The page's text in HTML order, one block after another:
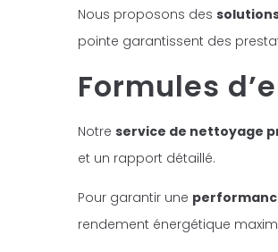
Nous proposons des
pointe garantissent des
Formules
Notre service de nettoyage
et un rapport détaillé.
Pour garantir une
rendement énergétique